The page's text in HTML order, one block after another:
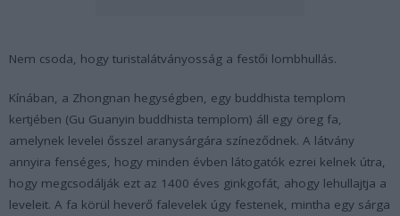
Nem csoda, hogy turistalátványosság a festői lombhullás.
Kínában, a Zhongnan hegységben, egy buddhista templom
kertjében (Gu Guanyin buddhista templom) áll egy öreg fa,
amelynek levelei ősszel aranysárgára színeződnek. A látvány
annyira fenséges, hogy minden évben látogatók ezrei kelnek útra,
hogy megcsodálják ezt az 1400 éves ginkgofát, ahogy lehullajtja a
leveleit. A fa körül heverő falevelek úgy festenek, mintha egy sárga